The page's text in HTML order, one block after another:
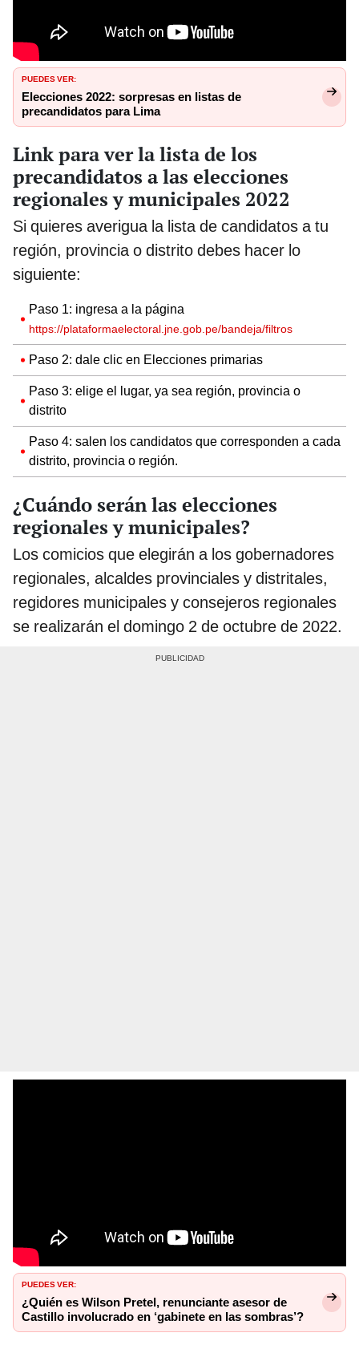
PUEDES VER:
Elecciones 2022: sorpresas en listas de
precandidatos para Lima
Link para ver la lista de los
precandidatos a las elecciones
regionales y municipales 2022
Si quieres averigua la lista de candidatos a tu
región, provincia o distrito debes hacer lo
siguiente:
Paso 1: ingresa a la página
https://plataformaelectoral.jne.gob.pe/bandeja/filtros
Paso 2: dale clic en Elecciones primarias
Paso 3: elige el lugar, ya sea región, provincia o
distrito
Paso 4: salen los candidatos que corresponden a cada
distrito, provincia o región.
¿Cuándo serán las elecciones
regionales y municipales?
Los comicios que elegirán a los gobernadores
regionales, alcaldes provinciales y distritales,
regidores municipales y consejeros regionales
se realizarán el domingo 2 de octubre de 2022.
PUEDES VER:
¿Quién es Wilson Pretel, renunciante asesor de
Castillo involucrado en ‘gabinete en las sombras’?